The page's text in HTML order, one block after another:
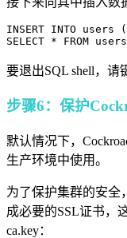
INSERT INTO
SELECT * FROM
要退出SQL shell，请
步骤6：保护
默认情况下，
生产环境中使用。
为了保护集群的安全
成必要的SSL证书，
ca.key：